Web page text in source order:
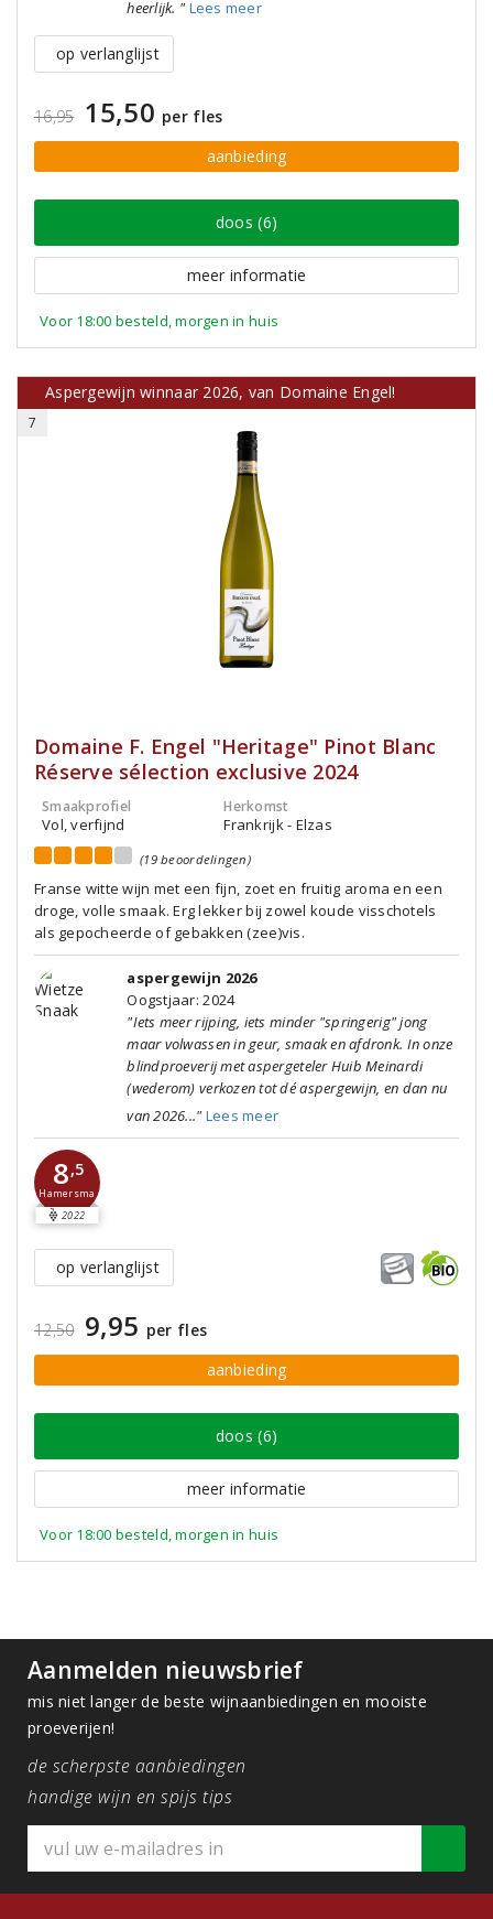
heerlijk. " Lees meer
op verlanglijst
16,95 15,50 per fles
aanbieding
doos (6)
meer informatie
Voor 18:00 besteld, morgen in huis
Aspergewijn winnaar 2026, van Domaine Engel!
7
Domaine F. Engel "Heritage" Pinot Blanc
Réserve sélection exclusive 2024
Smaakprofiel
Vol, verfijnd
Herkomst
Frankrijk - Elzas
(19 beoordelingen)
Franse witte wijn met een fijn, zoet en fruitig aroma en een
droge, volle smaak. Erg lekker bij zowel koude visschotels
als gepocheerde of gebakken (zee)vis.
aspergewijn 2026
Oogstjaar: 2024
"Iets meer rijping, iets minder "springerig" jong
maar volwassen in geur, smaak en afdronk. In onze
blindproeverij met aspergeteler Huib Meinardi
(wederom) verkozen tot dé aspergewijn, en dan nu
van 2026..." Lees meer
8,5
Hamersma
2022
op verlanglijst
12,50 9,95 per fles
aanbieding
doos (6)
meer informatie
Voor 18:00 besteld, morgen in huis
Aanmelden nieuwsbrief
mis niet langer de beste wijnaanbiedingen en mooiste
proeverijen!
de scherpste aanbiedingen
handige wijn en spijs tips